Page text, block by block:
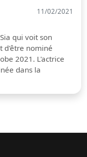
11/02/2021
qui voit son
d'être nominé
2021. L'actrice
dans la